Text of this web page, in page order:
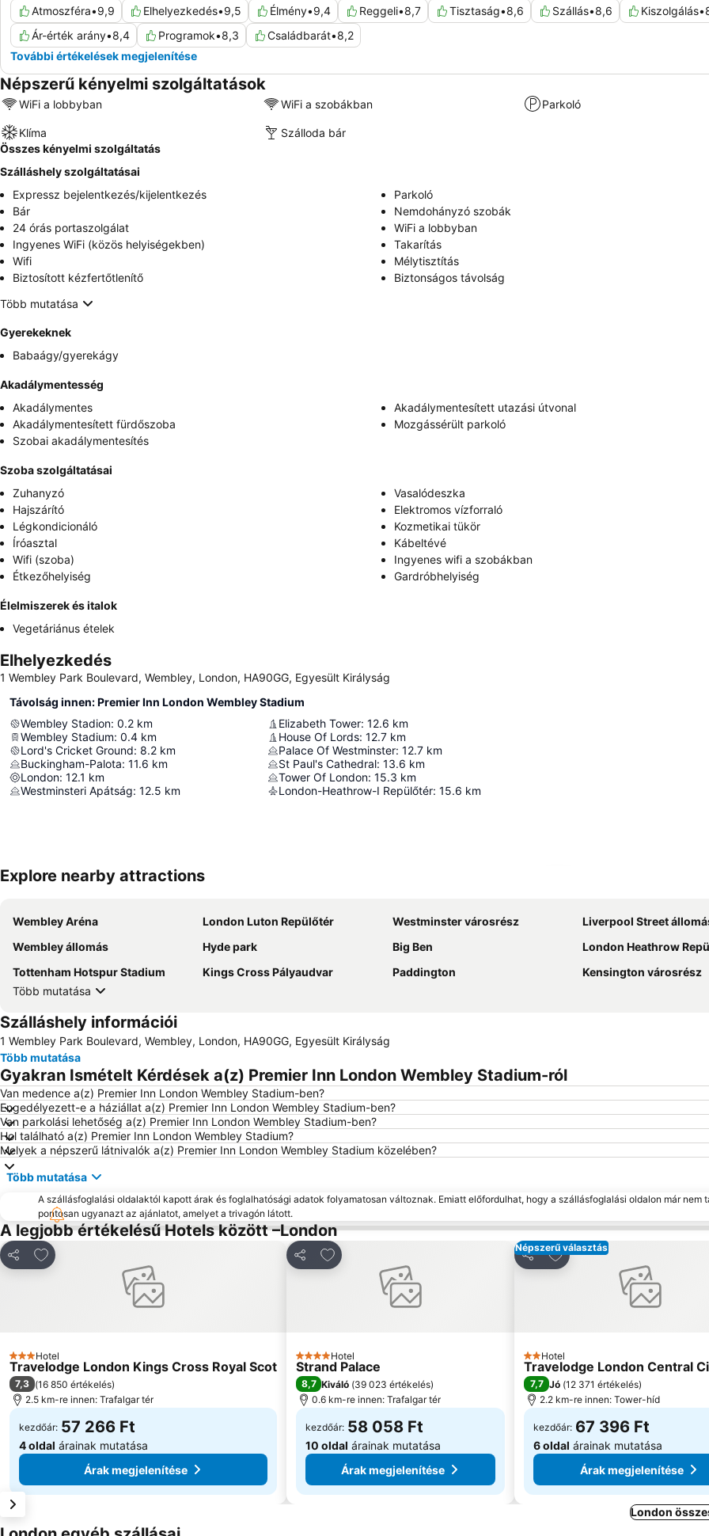
Atmoszféra•9,9 Elhelyezkedés•9,5 Élmény•9,4 Reggeli•8,7 Tisztaság•8,6 Szállás•8,6 Kiszolgálás•
Ár-érték arány•8,4 Programok•8,3 Családbarát•8,2
További értékelések megjelenítése
Népszerű kényelmi szolgáltatások
WiFi a lobbyban WiFi a szobákban Parkoló
Klíma
Szálloda bár
Összes kényelmi szolgáltatás
Szálláshely szolgáltatásai
Expressz bejelentkezés/kijelentkezés
Parkoló
Bár
Nemdohányzó szobák
24 órás portaszolgálat
WiFi a lobbyban
Ingyenes WiFi (közös helyiségekben)
Takarítás
Wifi
Mélytisztítás
Biztosított kézfertőtlenítő
Biztonságos távolság
Több mutatása
Gyerekeknek
Babaágy/gyerekágy
Akadálymentesség
Akadálymentes
Akadálymentesített utazási útvonal
Akadálymentesített fürdőszoba
Mozgássérült parkoló
Szobai akadálymentesítés
Szoba szolgáltatásai
Zuhanyzó
Vasalódeszka
Hajszárító
Elektromos vízforraló
Légkondicionáló
Kozmetikai tükör
Íróasztal
Kábeltévé
Wifi (szoba)
Ingyenes wifi a szobákban
Étkezőhelyiség
Gardróbhelyiség
Élelmiszerek és italok
Vegetáriánus ételek
Elhelyezkedés
1 Wembley Park Boulevard, Wembley, London, HA90GG, Egyesült Királyság
Távolság innen: Premier Inn London Wembley Stadium
Wembley Stadion: 0.2 km
Wembley Stadium: 0.4 km
Lord's Cricket Ground: 8.2 km
Buckingham-Palota: 11.6 km
London: 12.1 km
Westminsteri Apátság: 12.5 km
Elizabeth Tower: 12.6 km
House Of Lords: 12.7 km
Palace Of Westminster: 12.7 km
St Paul's Cathedral: 13.6 km
Tower Of London: 15.3 km
London-Heathrow-I Repülőtér: 15.6 km
Explore nearby attractions
Wembley Aréna London Luton Repülőtér Westminster városrész
Liverpool Street
Wembley állomás
Hyde park Big Ben
London Heathrow
Tottenham Hotspur Stadium
Kings Cross Pályaudvar Paddington
Kensington városrész
Több mutatása
Szálláshely információi
1 Wembley Park Boulevard, Wembley, London, HA90GG, Egyesült Királyság
Több mutatása
Gyakran Ismételt Kérdések a(z) Premier Inn London Wembley Stadium-ról
Van medence a(z) Premier Inn London Wembley Stadium-ben?
Engedélyezett-e a háziállat a(z) Premier Inn London Wembley Stadium-ben?
Van parkolási lehetőség a(z) Premier Inn London Wembley Stadium-ben?
Hol található a(z) Premier Inn London Wembley Stadium?
Melyek a népszerű látnivalók a(z) Premier Inn London Wembley Stadium közelében?
Több mutatása
A szállásfoglalási oldalaktól kapott árak és foglalhatósági adatok folyamatosan változnak. Emiatt előfordulhat, hogy a szállásfoglalási oldalon már nem
pontosan ugyanazt az ajánlatot, amelyet a trivagón látott.
A legjobb értékelésű Hotels között –London
Megosztás
Hozzáadás a kedvencekhez
3 Kategória
Hotel
Travelodge London Kings Cross Royal Scot
7,3 (16 850 értékelés)
2.5 km-re innen: Trafalgar tér
kezdőár: 57 266 Ft
4 oldal árainak mutatása
Árak megjelenítése
Megosztás
Hozzáadás a kedvencekhez
4 Kategória
Hotel
Strand Palace
8,7 Kiváló (39 023 értékelés)
0.6 km-re innen: Trafalgar tér
kezdőár: 58 058 Ft
10 oldal árainak mutatása
Árak megjelenítése
Népszerű választás
Megosztás
Hozzáadás a
2 Kategória
Hotel
Travelodge London Central
7,7 Jó (12 371 értékelés)
2.2 km-re innen: Tower-híd
kezdőár: 67 396 Ft
6 oldal árainak mutatása
Árak megjelenítése
London